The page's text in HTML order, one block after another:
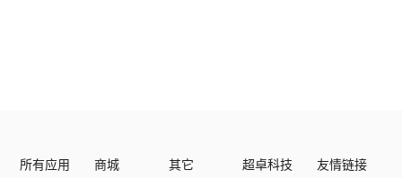
所有应用 商城 其它 超卓科技 友情链接